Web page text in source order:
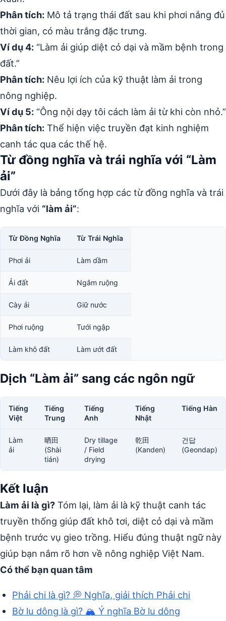
Phân tích: Mô tả trạng thái đất sau khi phơi nắng đủ
thời gian, có màu trắng đặc trưng.
Ví dụ 4: “Làm ải giúp diệt cỏ dại và mầm bệnh trong
đất.”
Phân tích: Nêu lợi ích của kỹ thuật làm ải trong
nông nghiệp.
Ví dụ 5: “Ông nội dạy tôi cách làm ải từ khi còn nhỏ.”
Phân tích: Thể hiện việc truyền đạt kinh nghiệm
canh tác qua các thế hệ.
Từ đồng nghĩa và trái nghĩa với “Làm
ải”
Dưới đây là bảng tổng hợp các từ đồng nghĩa và trái
nghĩa với “làm ải”:
Từ Đồng Nghĩa Từ Trái Nghĩa
Phơi ải Làm dầm
Ải đất Ngâm ruộng
Cày ải Giữ nước
Phơi ruộng Tưới ngập
Làm khô đất Làm ướt đất
Dịch “Làm ải” sang các ngôn ngữ
Tiếng
Việt
Tiếng
Trung
Tiếng
Anh
Tiếng
Nhật
Tiếng Hàn
Làm
ải
晒田
(Shài
tián)
Dry tillage
/ Field
drying
乾田
(Kanden)
건답
(Geondap)
Kết luận
Làm ải là gì? Tóm lại, làm ải là kỹ thuật canh tác
truyền thống giúp đất khô tơi, diệt cỏ dại và mầm
bệnh trước vụ gieo trồng. Hiểu đúng thuật ngữ này
giúp bạn nắm rõ hơn về nông nghiệp Việt Nam.
Có thể bạn quan tâm
Phải chi là gì? 💭 Nghĩa, giải thích Phải chi
Bờ lu dông là gì? 🏔️ Ý nghĩa Bờ lu dông